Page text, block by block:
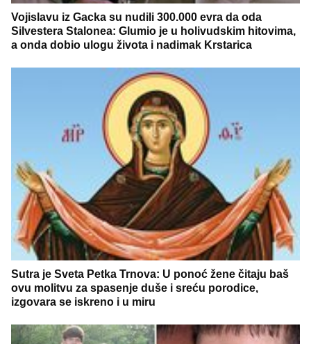
Vojislavu iz Gacka su nudili 300.000 evra da oda
Silvestera Stalonea: Glumio je u holivudskim hitovima,
a onda dobio ulogu života i nadimak Krstarica
Sutra je Sveta Petka Trnova: U ponoć žene čitaju baš
ovu molitvu za spasenje duše i sreću porodice,
izgovara se iskreno i u miru